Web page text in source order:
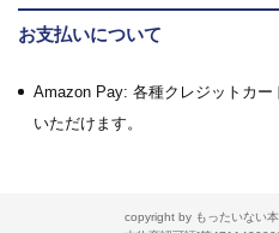
お支払いについて
Amazon Pay: 各種クレジットカ
いただけます。
copyright by もったいない